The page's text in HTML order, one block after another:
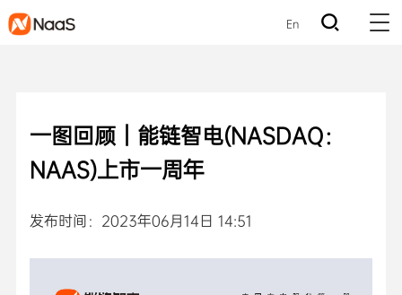
En
一图回顾｜能链智电(NASDAQ：
NAAS)上市一周年
发布时间：2023年06月14日 14:51